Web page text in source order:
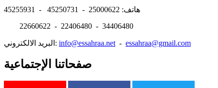
هاتف: 25000622 - 45250731 - 45255931
22660622 - 22406480 - 34406480
البريد الالكتروني: info@essahraa.net - essahraa@gmail.com
صفحاتنا الإجتماعية